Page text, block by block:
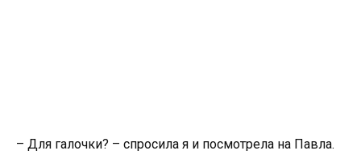
– Для галочки? – спросила я и посмотрела на Павла.